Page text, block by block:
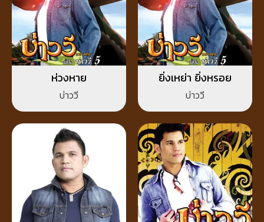
ห่วงหาย
บ่าววี
ยิ่งเหย่า ยิ่งหรอย
บ่าววี